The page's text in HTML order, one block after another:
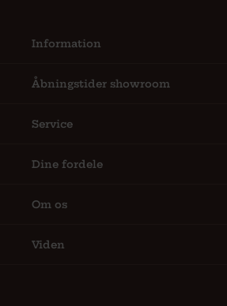
Information
Åbningstider showroom
Service
Dine fordele
Om os
Viden